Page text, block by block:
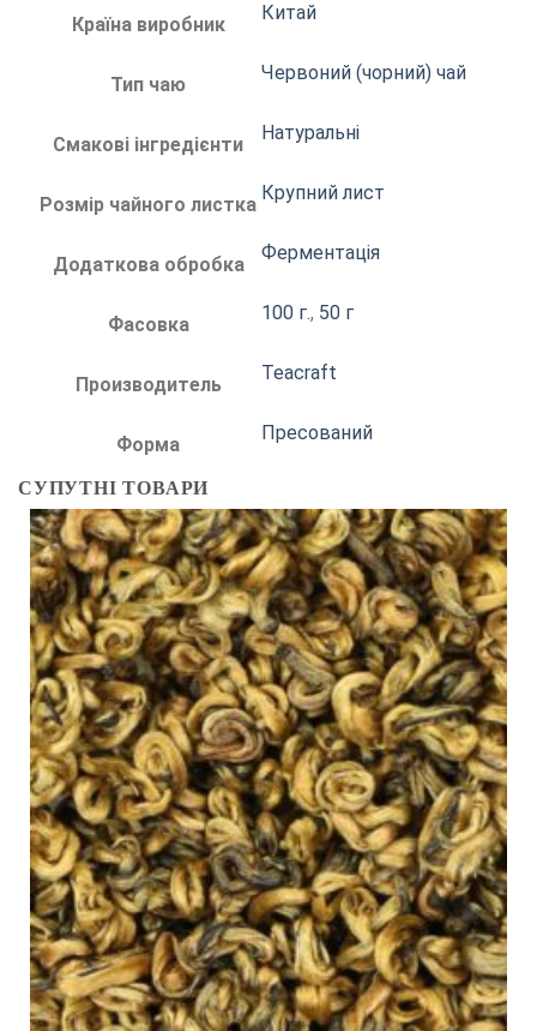
Країна виробник
Китай
Тип чаю
Червоний (чорний) чай
Смакові інгредієнти
Натуральні
Розмір чайного листка
Крупний лист
Додаткова обробка
Ферментація
Фасовка
100 г., 50 г
Производитель
Teacraft
Форма
Пресований
СУПУТНІ ТОВАРИ